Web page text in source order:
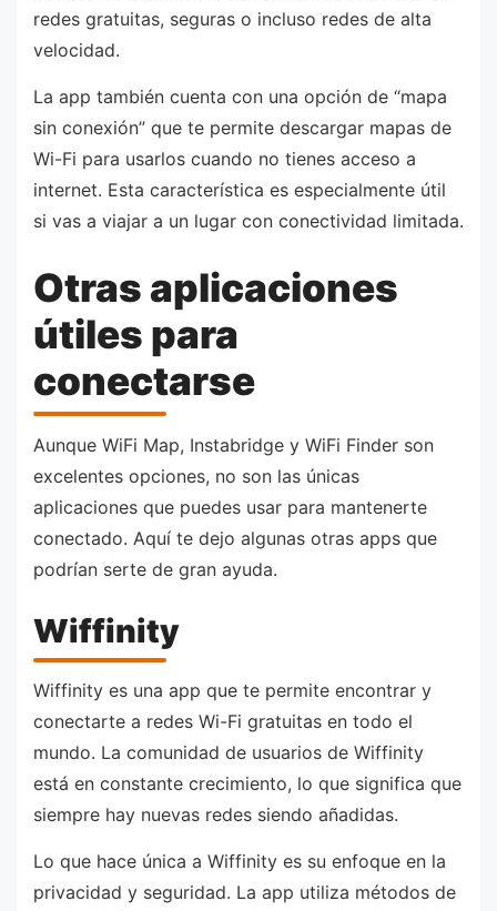
redes gratuitas, seguras o incluso redes de alta
velocidad.
La app también cuenta con una opción de “mapa
sin conexión” que te permite descargar mapas de
Wi-Fi para usarlos cuando no tienes acceso a
internet. Esta característica es especialmente útil
si vas a viajar a un lugar con conectividad limitada.
Otras aplicaciones
útiles para
conectarse
Aunque WiFi Map, Instabridge y WiFi Finder son
excelentes opciones, no son las únicas
aplicaciones que puedes usar para mantenerte
conectado. Aquí te dejo algunas otras apps que
podrían serte de gran ayuda.
Wiffinity
Wiffinity es una app que te permite encontrar y
conectarte a redes Wi-Fi gratuitas en todo el
mundo. La comunidad de usuarios de Wiffinity
está en constante crecimiento, lo que significa que
siempre hay nuevas redes siendo añadidas.
Lo que hace única a Wiffinity es su enfoque en la
privacidad y seguridad. La app utiliza métodos de